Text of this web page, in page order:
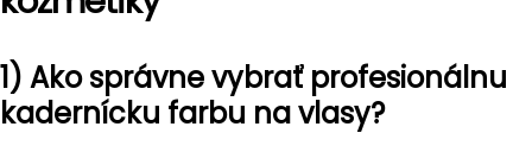
1) Ako správne vybrať profesionálnu
kadernícku farbu na vlasy?